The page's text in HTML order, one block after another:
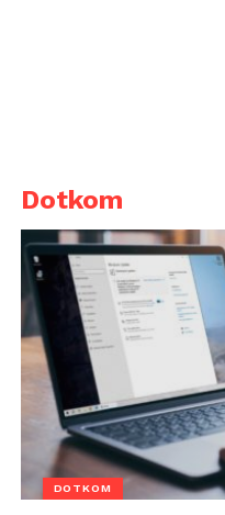
Dotkom
DOTKOM